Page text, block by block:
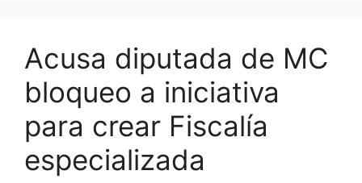
Acusa diputada de MC
bloqueo a iniciativa
para crear Fiscalía
especializada